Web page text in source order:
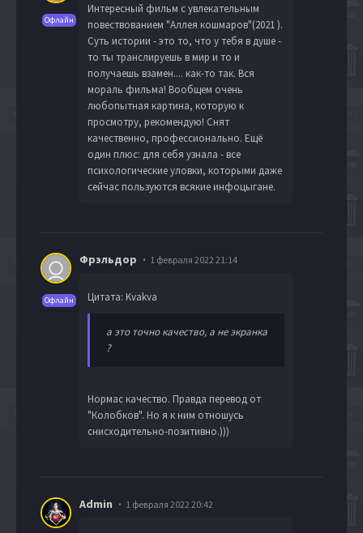
Офлайн
Интересный фильм с увлекательным
повествованием "Аллея кошмаров"(2021 ).
Суть истории - это то, что у тебя в душе -
то ты транслируешь в мир и то и
получаешь взамен.... как-то так. Вся
мораль фильма! Вообщем очень
любопытная картина, которую к
просмотру, рекомендую! Снят
качественно, профессионально. Ещё
один плюс: для себя узнала - все
психологические уловки, которыми даже
сейчас пользуются всякие инфоцыгане.
Офлайн
Фрэльдор 1 февраля 2022 21:14
Цитата: Kvakva
а это точно качество, а не экранка
?
Нормас качество. Правда перевод от
"Колобков". Но я к ним отношусь
снисходительно-позитивно.)))
Admin 1 февраля 2022 20:42